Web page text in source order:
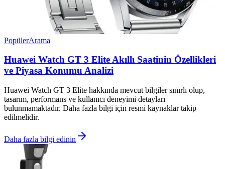
PopülerArama
Huawei Watch GT 3 Elite Akıllı Saatinin Özellikleri
ve Piyasa Konumu Analizi
Huawei Watch GT 3 Elite hakkında mevcut bilgiler sınırlı olup,
tasarım, performans ve kullanıcı deneyimi detayları
bulunmamaktadır. Daha fazla bilgi için resmi kaynaklar takip
edilmelidir.
Daha fazla bilgi edinin